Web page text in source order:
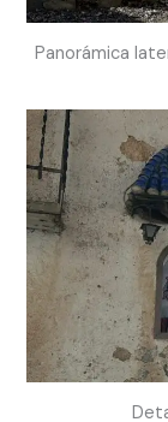
Panorámica